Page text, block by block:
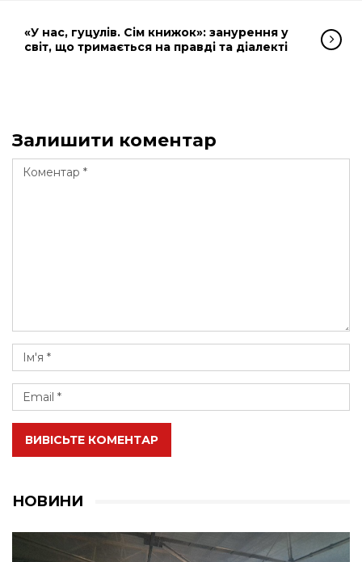
«У нас, гуцулів. Сім книжок»: занурення у
світ, що тримається на правді та діалекті
Залишити коментар
ВИВІСЬТЕ КОМЕНТАР
НОВИНИ